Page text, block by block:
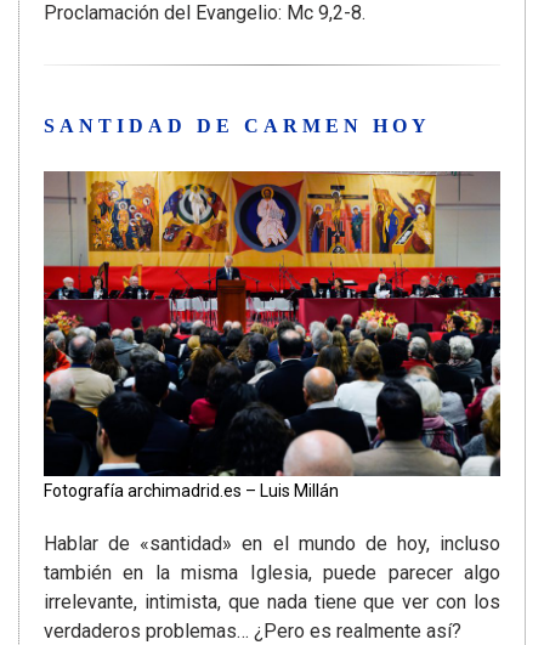
Proclamación del Evangelio: Mc 9,2-8.
SANTIDAD DE CARMEN HOY
Fotografía archimadrid.es – Luis Millán
Hablar de «santidad» en el mundo de hoy, incluso
también en la misma Iglesia, puede parecer algo
irrelevante, intimista, que nada tiene que ver con los
verdaderos problemas… ¿Pero es realmente así?